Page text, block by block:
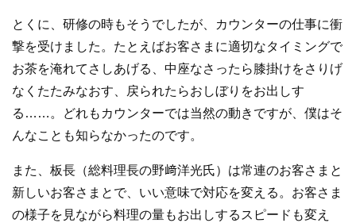
とくに、研修の時もそうでしたが、カウンターの仕事に衝
撃を受けました。たとえばお客さまに適切なタイミングで
お茶を淹れてさしあげる、中座なさったら膝掛けをさりげ
なくたたみなおす、戻られたらおしぼりをお出しす
る……。どれもカウンターでは当然の動きですが、僕はそ
んなことも知らなかったのです。
また、板長（総料理長の野﨑洋光氏）は常連のお客さまと
新しいお客さまとで、いい意味で対応を変える。お客さま
の様子を見ながら料理の量もお出しするスピードも変え